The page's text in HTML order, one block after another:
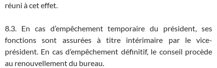
réuni à cet effet.
8.3. En cas d’empêchement temporaire du président, ses
fonctions sont assurées à titre intérimaire par le vice-
président. En cas d’empêchement définitif, le conseil procède
au renouvellement du bureau.